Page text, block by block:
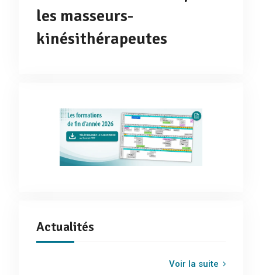
les masseurs-
kinésithérapeutes
Actualités
Voir la suite